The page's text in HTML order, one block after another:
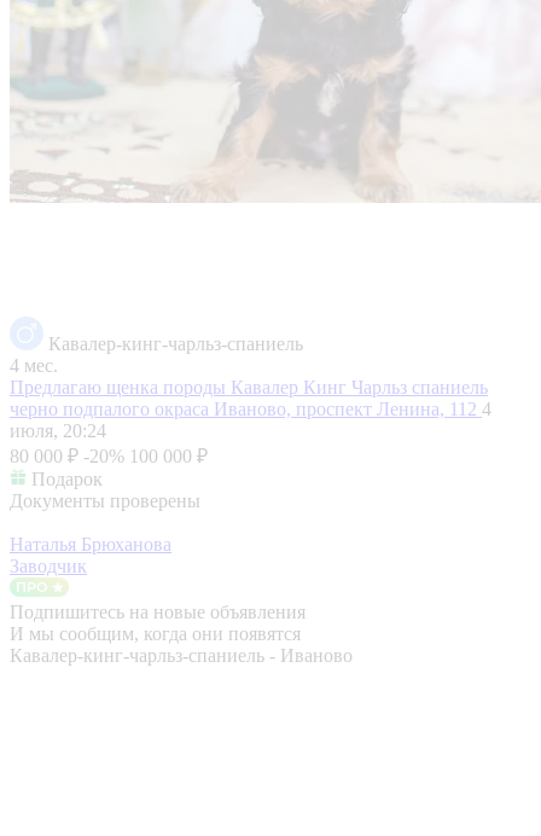
Кавалер-кинг-чарльз-спаниель
4 мес.
Предлагаю щенка породы Кавалер Кинг Чарльз спаниель
черно подпалого окраса Иваново, проспект Ленина, 112 4
июля, 20:24
80 000 ₽ -20% 100 000 ₽
Подарок
Документы проверены
Наталья Брюханова
Заводчик
Подпишитесь на новые объявления
И мы сообщим, когда они появятся
Кавалер-кинг-чарльз-спаниель - Иваново